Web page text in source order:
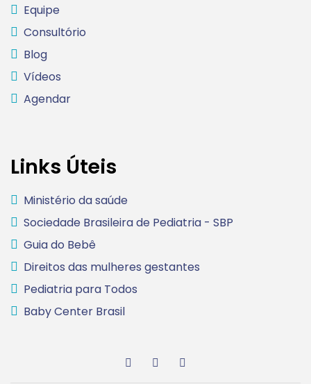
Equipe
Consultório
Blog
Vídeos
Agendar
Links Úteis
Ministério da saúde
Sociedade Brasileira de Pediatria - SBP
Guia do Bebê
Direitos das mulheres gestantes
Pediatria para Todos
Baby Center Brasil